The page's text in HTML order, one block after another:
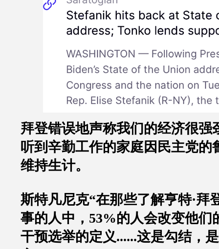
拜登错误地声称我们的经济很强
听到辛勤工作的家庭因民主党的
维持生计。
斯特凡尼克“在那些了解亨特·拜
事的人中， 53%的人会改变他们
干预选举的定义......这是勾结，